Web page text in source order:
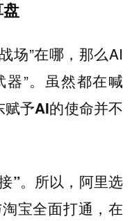
场”在哪，那么AI
器”。虽然都在喊
予AI的使命并不
。 所以，阿里选
宝全面打通，在